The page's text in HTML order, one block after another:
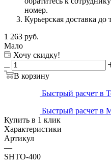
номер.
Курьерская доставка
1 263 руб.
Мало
Хочу скидку!
В корзину
Быстрый расчет в
Быстрый расчет в
Купить в 1 клик
Характеристики
Артикул
—
SHTO-400